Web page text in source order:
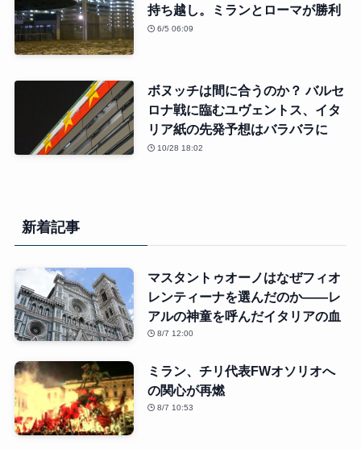
持ち越し。ミランとローマが勝利
6/5 06:09
ボヌッチは間に合うのか？ バルセ
ロナ戦に臨むユヴェントス、イタ
リア紙の先発予想はバラバラに
10/28 18:02
新着記事
マスタントゥオーノはなぜフィオ
レンティーナを選んだのか――レ
アルの神童を呼んだイタリアの血
8/7 12:00
ミラン、チリ代表FWオソリオへ
の関心が再燃
8/7 10:53